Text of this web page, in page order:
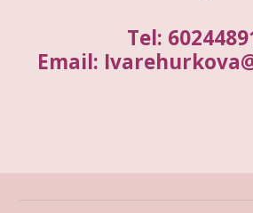
Tel:
Email: